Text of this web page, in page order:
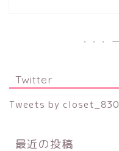
Twitter
Tweets by closet_830
最近の投稿